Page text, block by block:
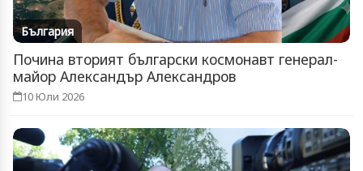
България
Почина вторият български космонавт генерал-
майор Александър Александров
10 Юли 2026